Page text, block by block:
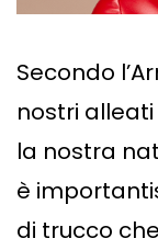
Secondo
nostri
la nostra
è
di trucco